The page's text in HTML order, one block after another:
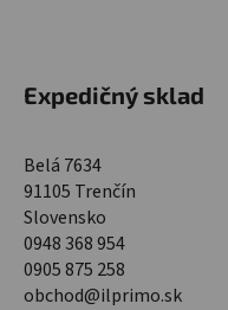
Expedičný sklad
Belá 7634
91105 Trenčín
Slovensko
0948 368 954
0905 875 258
obchod@ilprimo.sk